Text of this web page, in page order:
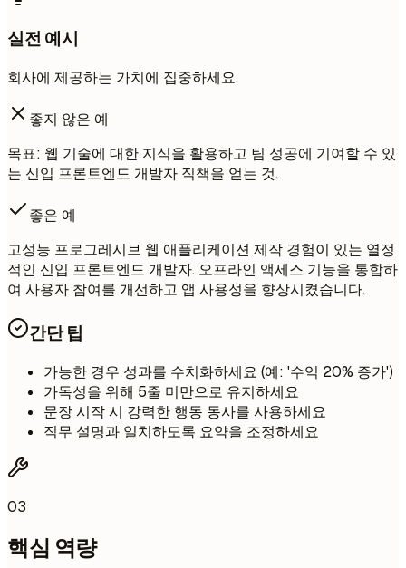
실전 예시
회사에 제공하는 가치에 집중하세요.
좋지 않은 예
목표: 웹 기술에 대한 지식을 활용하고 팀 성공에 기여할 수 있
는 신입 프론트엔드 개발자 직책을 얻는 것.
좋은 예
고성능 프로그레시브 웹 애플리케이션 제작 경험이 있는 열정
적인 신입 프론트엔드 개발자. 오프라인 액세스 기능을 통합하
여 사용자 참여를 개선하고 앱 사용성을 향상시켰습니다.
간단 팁
가능한 경우 성과를 수치화하세요 (예: '수익 20% 증가')
가독성을 위해 5줄 미만으로 유지하세요
문장 시작 시 강력한 행동 동사를 사용하세요
직무 설명과 일치하도록 요약을 조정하세요
03
핵심 역량